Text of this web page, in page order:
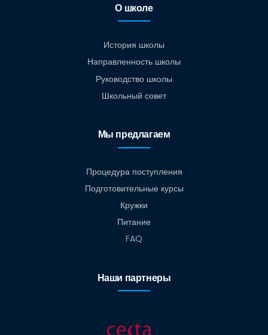
О школе
История школы
Направленность школы
Руководство школы
Школьный совет
Мы предлагаем
Процедура поступления
Подготовительные курсы
Кружки
Питание
FAQ
Наши партнеры